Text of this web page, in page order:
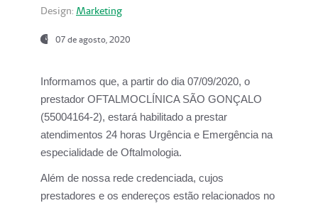
Design: Marketing
07 de agosto, 2020
Informamos que, a partir do dia07/09/2020, o
prestador OFTALMOCLÍNICA SÃO GONÇALO
(55004164-2), estará habilitado a prestar
atendimentos 24 horas Urgência e Emergência na
especialidade de Oftalmologia.
Além de nossa rede credenciada, cujos
prestadores e os endereços estão relacionados no